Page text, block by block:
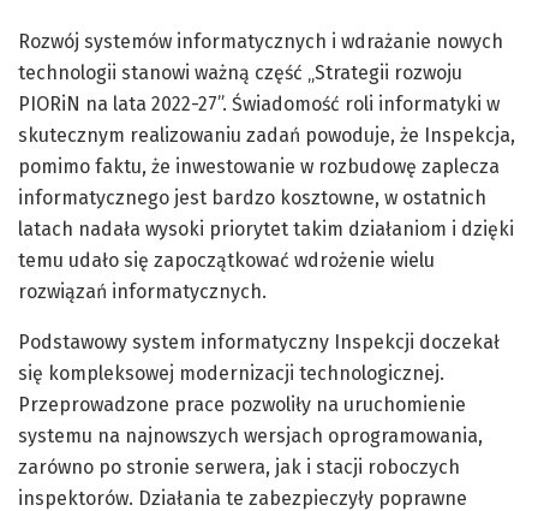
Rozwój systemów informatycznych i wdrażanie nowych
technologii stanowi ważną część „Strategii rozwoju
PIORiN na lata 2022-27”. Świadomość roli informatyki w
skutecznym realizowaniu zadań powoduje, że Inspekcja,
pomimo faktu, że inwestowanie w rozbudowę zaplecza
informatycznego jest bardzo kosztowne, w ostatnich
latach nadała wysoki priorytet takim działaniom i dzięki
temu udało się zapoczątkować wdrożenie wielu
rozwiązań informatycznych.
Podstawowy system informatyczny Inspekcji doczekał
się kompleksowej modernizacji technologicznej.
Przeprowadzone prace pozwoliły na uruchomienie
systemu na najnowszych wersjach oprogramowania,
zarówno po stronie serwera, jak i stacji roboczych
inspektorów. Działania te zabezpieczyły poprawne